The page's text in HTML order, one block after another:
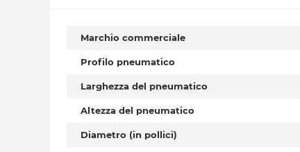
Marchio commerciale
Profilo pneumatico
Larghezza del pneumatico
Altezza del pneumatico
Diametro (in pollici)